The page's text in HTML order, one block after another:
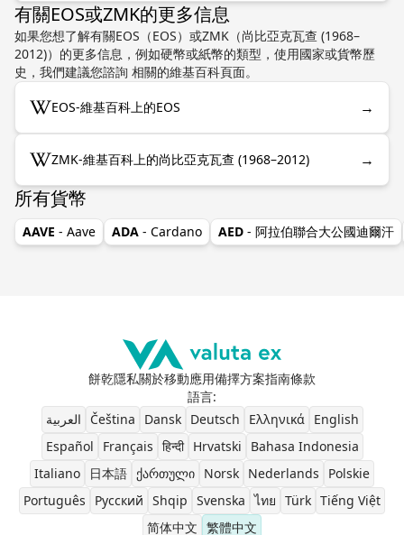
有關EOS或ZMK的更多信息
如果您想了解有關EOS（EOS）或ZMK（尚比亞克瓦查 (1968–
2012)）的更多信息，例如硬幣或紙幣的類型，使用國家或貨幣歷
史，我們建議您諮詢 相關的維基百科頁面。
EOS-維基百科上的EOS →
ZMK-維基百科上的尚比亞克瓦查 (1968–2012) →
所有貨幣
AAVE - Aave ADA - Cardano AED - 阿拉伯聯合大公國迪爾汗
餅乾隱私關於移動應用備擇方案指南條款
語言:
العربية
Čeština Dansk Deutsch Ελληνικά
English
Español
Français हिन्दी Hrvatski
Bahasa Indonesia
Italiano
日本語 ქართული Norsk Nederlands
Polskie
Português
Pусский Shqip Svenska ไทย Türk Tiếng Việt
简体中文 繁體中文